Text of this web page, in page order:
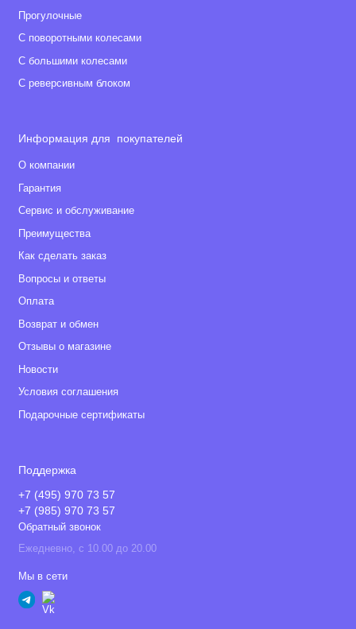
Прогулочные
С поворотными колесами
С большими колесами
С реверсивным блоком
Информация для покупателей
О компании
Гарантия
Сервис и обслуживание
Преимущества
Как сделать заказ
Вопросы и ответы
Оплата
Возврат и обмен
Отзывы о магазине
Новости
Условия соглашения
Подарочные сертификаты
Поддержка
+7 (495) 970 73 57
+7 (985) 970 73 57
Обратный звонок
Ежедневно, с 10.00 до 20.00
Мы в сети